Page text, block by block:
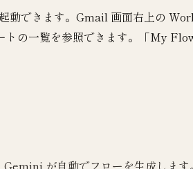
できます。Gmail 画面右上の
の一覧を参照できます。「My
が自動でフローを生成します。